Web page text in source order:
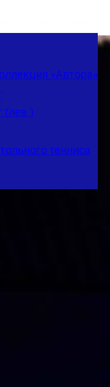
«Автора»
(лев.)
тенниса